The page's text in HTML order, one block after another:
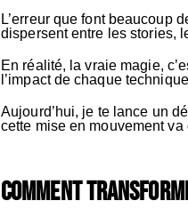
L’erreur que font beaucoup
dispersent entre les stories,
En réalité, la vraie magie,
l’impact de chaque
Aujourd’hui, je te lance un
cette mise en mouvement
Comment